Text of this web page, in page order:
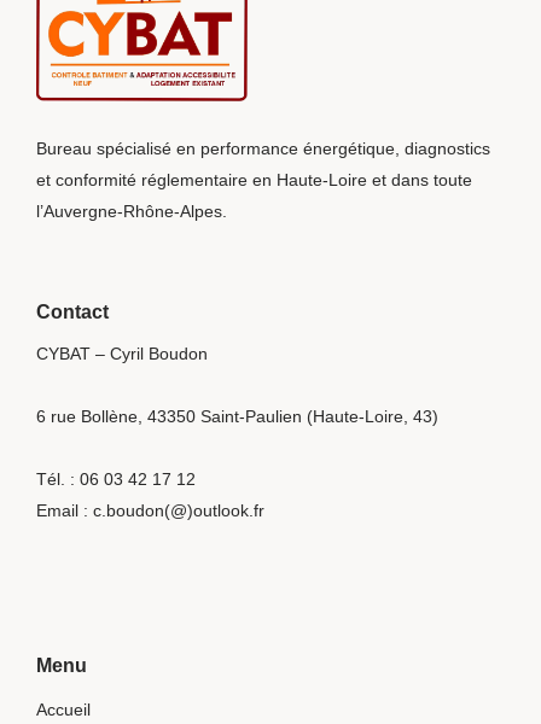
Bureau spécialisé en performance énergétique, diagnostics
et conformité réglementaire en Haute-Loire et dans toute
l’Auvergne-Rhône-Alpes.
Menu
Accueil
Contact
CYBAT – Cyril Boudon
6 rue Bollène, 43350 Saint-Paulien (Haute-Loire, 43)
Tél. : 06 03 42 17 12
Email : c.boudon(@)outlook.fr